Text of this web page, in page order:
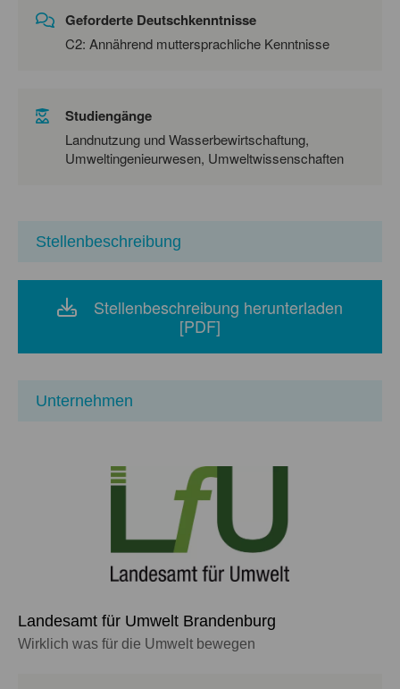
Geforderte Deutschkenntnisse
C2: Annährend muttersprachliche Kenntnisse
Studiengänge
Landnutzung und Wasserbewirtschaftung,
Umweltingenieurwesen, Umweltwissenschaften
Stellenbeschreibung
Stellenbeschreibung herunterladen
[PDF]
Unternehmen
Landesamt für Umwelt Brandenburg
Wirklich was für die Umwelt bewegen